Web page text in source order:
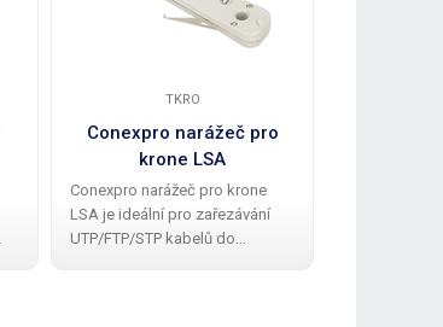
TKRO
Conexpro narážeč pro
krone LSA
Conexpro narážeč pro krone
LSA je ideální pro zařezávání
UTP/FTP/STP kabelů do